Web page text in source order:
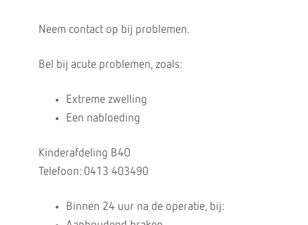
Neem contact op bij problemen.
Bel bij acute problemen, zoals:
Extreme zwelling
Een nabloeding
Kinderafdeling B4O
Telefoon: 0413 403490
Binnen 24 uur na de operatie, bij: